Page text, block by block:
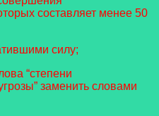
составляет менее 50
силу;
“степени
заменить словами